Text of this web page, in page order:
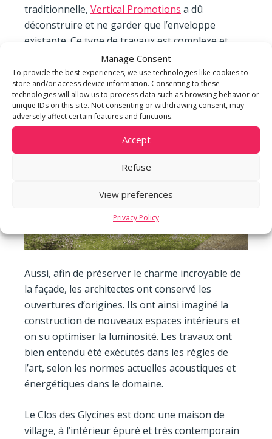
Manage Consent
To provide the best experiences, we use technologies like cookies to
store and/or access device information. Consenting to these
technologies will allow us to process data such as browsing behavior or
unique IDs on this site. Not consenting or withdrawing consent, may
adversely affect certain features and functions.
Accept
Refuse
View preferences
Privacy Policy
traditionnelle, Vertical Promotions a dû
déconstruire et ne garder que l’enveloppe
existante. Ce type de travaux est complexe et
Aussi, afin de préserver le charme incroyable de
la façade, les architectes ont conservé les
ouvertures d’origines. Ils ont ainsi imaginé la
construction de nouveaux espaces intérieurs et
on su optimiser la luminosité. Les travaux ont
bien entendu été exécutés dans les règles de
l’art, selon les normes actuelles acoustiques et
énergétiques dans le domaine.
Le Clos des Glycines est donc une maison de
village, à l’intérieur épuré et très contemporain